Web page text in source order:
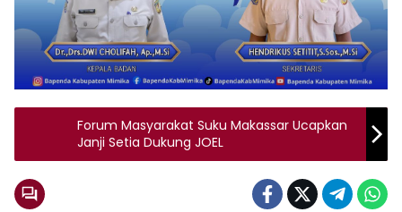
Forum Masyarakat Suku Makassar Ucapkan
Janji Setia Dukung JOEL